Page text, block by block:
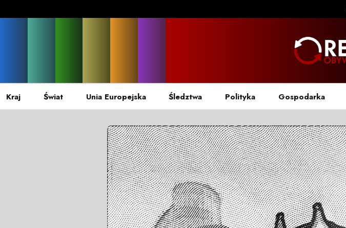
Kraj Świat Unia Europejska Śledztwa Polityka Gospodarka